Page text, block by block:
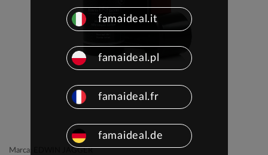
Marca: EDWIN JAGGER
famaideal.it
famaideal.pl
famaideal.fr
famaideal.de